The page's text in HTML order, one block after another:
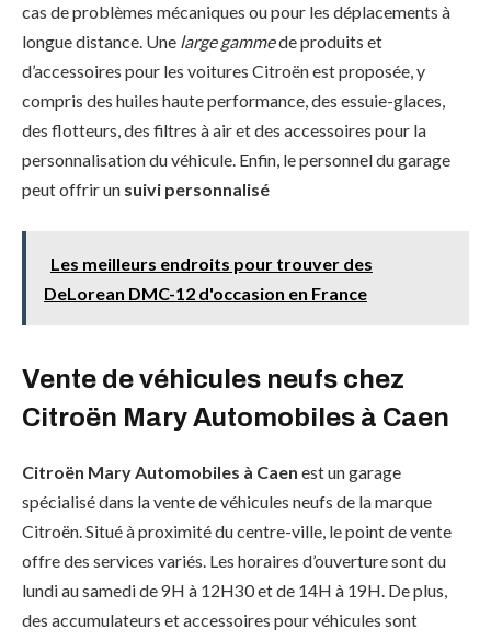
cas de problèmes mécaniques ou pour les déplacements à
longue distance. Une large gammede produits et
d’accessoires pour les voitures Citroën est proposée, y
compris des huiles haute performance, des essuie-glaces,
des flotteurs, des filtres à air et des accessoires pour la
personnalisation du véhicule. Enfin, le personnel du garage
peut offrir un suivi personnalisé
Les meilleurs endroits pour trouver des
DeLorean DMC-12 d'occasion en France
Vente de véhicules neufs chez
Citroën Mary Automobiles à Caen
Citroën Mary Automobiles à Caen est un garage
spécialisé dans la vente de véhicules neufs de la marque
Citroën. Situé à proximité du centre-ville, le point de vente
offre des services variés. Les horaires d’ouverture sont du
lundi au samedi de 9H à 12H30 et de 14H à 19H. De plus,
des accumulateurs et accessoires pour véhicules sont